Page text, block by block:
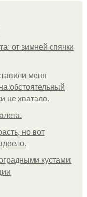
от зимней спячки
меня
обстоятельный
не хватало.
но вот
кустами: